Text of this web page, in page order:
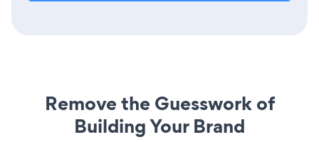
Remove the Guesswork of
Building Your Brand